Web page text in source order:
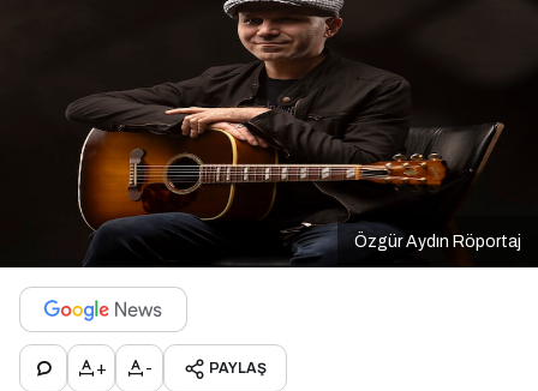
Özgür Aydın Röportaj
+ - PAYLAŞ